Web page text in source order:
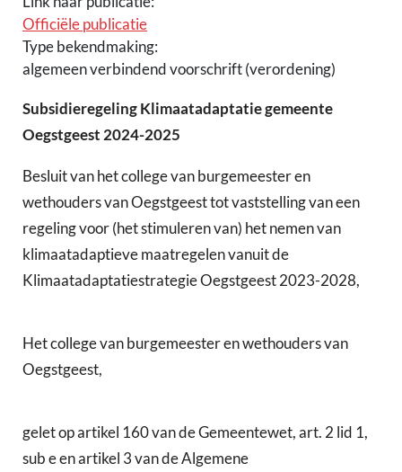
Officiële publicatie
Type bekendmaking:
algemeen verbindend voorschrift (verordening)
Subsidieregeling Klimaatadaptatie gemeente
Oegstgeest 2024-2025
Besluit van het college van burgemeester en
wethouders van Oegstgeest tot vaststelling van een
regeling voor (het stimuleren van) het nemen van
klimaatadaptieve maatregelen vanuit de
Klimaatadaptatiestrategie Oegstgeest 2023-2028,
Het college van burgemeester en wethouders van
Oegstgeest,
gelet op artikel 160 van de Gemeentewet, art. 2 lid 1,
sub e en artikel 3 van de Algemene